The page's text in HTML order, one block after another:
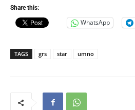
Share this:
WhatsApp
TAGS grs star umno